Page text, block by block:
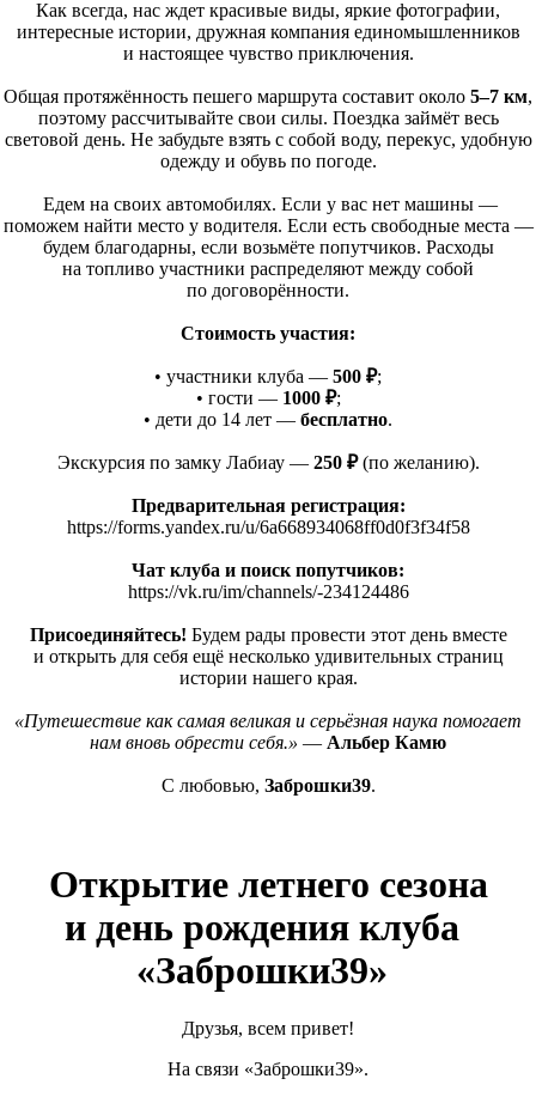
Как всегда, нас ждет красивые виды, яркие фотографии,
интересные истории, дружная компания единомышленников
и настоящее чувство приключения.
Общая протяжённость пешего маршрута составит около 5–7 км,
поэтому рассчитывайте свои силы. Поездка займёт весь
световой день. Не забудьте взять с собой воду, перекус, удобную
одежду и обувь по погоде.
Едем на своих автомобилях. Если у вас нет машины —
поможем найти место у водителя. Если есть свободные места —
будем благодарны, если возьмёте попутчиков. Расходы
на топливо участники распределяют между собой
по договорённости.
Стоимость участия:
• участники клуба — 500 ₽;
• гости — 1000 ₽;
• дети до 14 лет — бесплатно.
Экскурсия по замку Лабиау — 250 ₽ (пожеланию).
Предварительная регистрация:
https://forms.yandex.ru/u/6a668934068ff0d0f3f34f58
Чат клуба и поиск попутчиков:
https://vk.ru/im/channels/-234124486
Присоединяйтесь! Будем рады провести этот день вместе
и открыть для себя ещё несколько удивительных страниц
истории нашего края.
«Путешествие как самая великая и серьёзная наука помогает
нам вновь обрести себя.» — Альбер Камю
С любовью, Заброшки39.
Открытие летнего сезона
и день рождения клуба
«Заброшки39»
Друзья, всем привет!
На связи «Заброшки39».